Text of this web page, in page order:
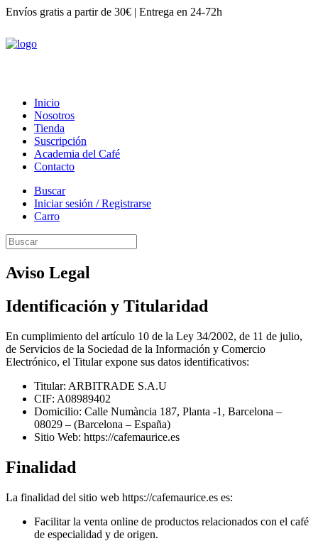
Envíos gratis a partir de 30€ | Entrega en 24-72h
Inicio
Nosotros
Tienda
Suscripción
Academia del Café
Contacto
Buscar
Iniciar sesión / Registrarse
Carro
Aviso Legal
Identificación y Titularidad
En cumplimiento del artículo 10 de la Ley 34/2002, de 11 de julio,
de Servicios de la Sociedad de la Información y Comercio
Electrónico, el Titular expone sus datos identificativos:
Titular: ARBITRADE S.A.U
CIF: A08989402
Domicilio: Calle Numància 187, Planta -1, Barcelona –
08029 – (Barcelona – España)
Sitio Web: https://cafemaurice.es
Finalidad
La finalidad del sitio web https://cafemaurice.es es:
Facilitar la venta online de productos relacionados con el café
de especialidad y de origen.